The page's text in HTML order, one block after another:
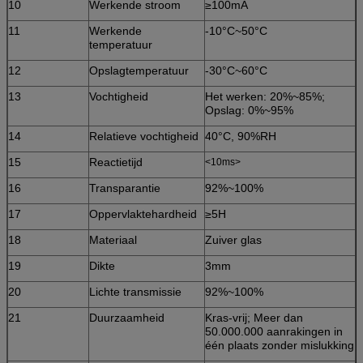
10
Werkende stroom
≥100mA
11
Werkende
temperatuur
-10°C~50°C
12 Opslagtemperatuur
-30°C~60°C
13
Vochtigheid
Het werken: 20%~85%;
Opslag: 0%~95%
14
Relatieve vochtigheid 40°C, 90%RH
15
Reactietijd <10ms>
16 Transparantie
92%~100%
17
Oppervlaktehardheid
≥5H
18
Materiaal
Zuiver glas
19
Dikte
3mm
20
Lichte transmissie
92%~100%
21
Duurzaamheid
Kras-vrij; Meer dan
50.000.000 aanrakingen in
één plaats zonder mislukking